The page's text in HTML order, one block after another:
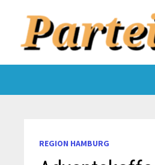
REGION HAMBURG